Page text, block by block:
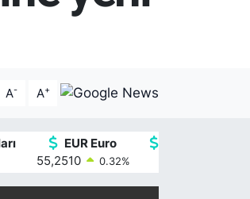
A- A+
EUR Euro
55,2510
0.32%